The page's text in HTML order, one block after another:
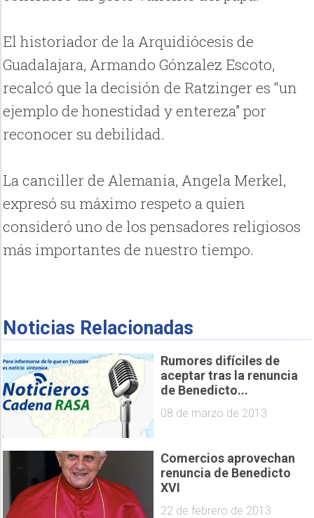
El historiador de la Arquidiócesis de
Guadalajara, Armando Gónzalez Escoto,
recalcó que la decisión de Ratzinger es “un
ejemplo de honestidad y entereza” por
reconocer su debilidad.
La canciller de Alemania, Angela Merkel,
expresó su máximo respeto a quien
consideró uno de los pensadores religiosos
más importantes de nuestro tiempo.
Noticias Relacionadas
Rumores difíciles de
aceptar tras la renuncia
de Benedicto...
08 de marzo de 2013
Comercios aprovechan
renuncia de Benedicto
XVI
22 de febrero de 2013